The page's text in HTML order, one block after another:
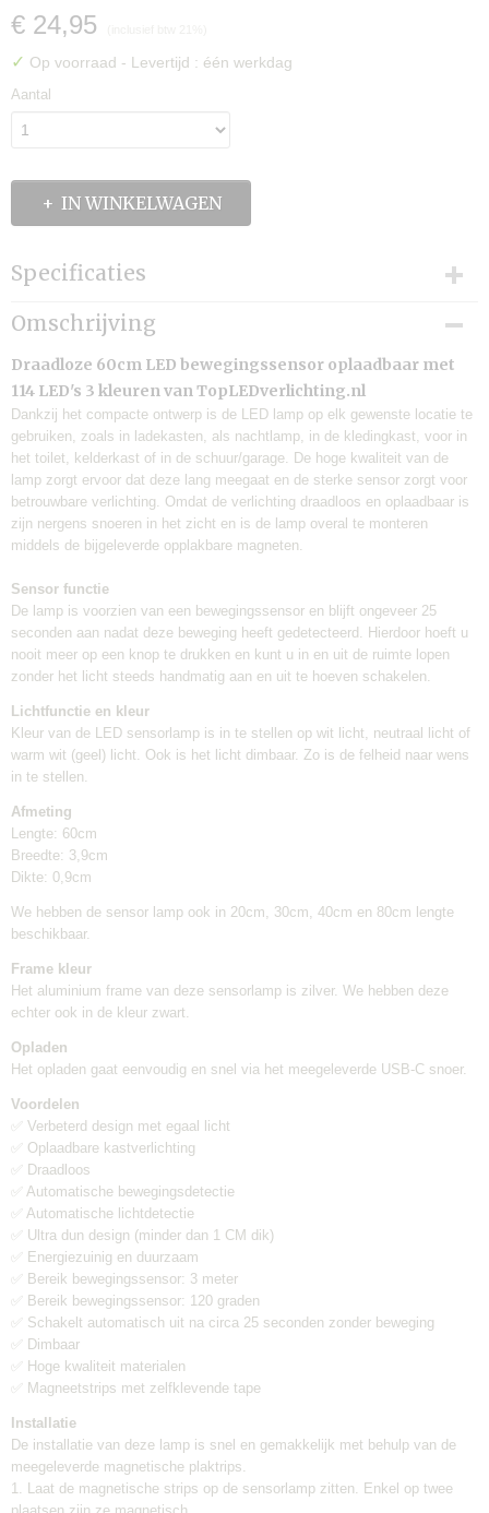
€ 24,95
✓ Op voorraad - Levertijd : één werkdag
Aantal
IN WINKELWAGEN
Specificaties
Productcode
60CM Zilver
Levertijd:
één werkdag
Merk:
TLVX
Verzendkosten:
€6,95
Omschrijving
Draadloze 60cm LED bewegingssensor oplaadbaar met
114 LED's 3 kleuren van TopLEDverlichting.nl
Dankzij het compacte ontwerp is de LED lamp op elk gewenste locatie te
gebruiken, zoals in ladekasten, als nachtlamp, in de kledingkast, voor in
het toilet, kelderkast of in de schuur/garage. De hoge kwaliteit van de
lamp zorgt ervoor dat deze lang meegaat en de sterke sensor zorgt voor
betrouwbare verlichting. Omdat de verlichting draadloos en oplaadbaar is
zijn nergens snoeren in het zicht en is de lamp overal te monteren
middels de bijgeleverde opplakbare magneten.
Sensor functie
De lamp is voorzien van een bewegingssensor en blijft ongeveer 25
seconden aan nadat deze beweging heeft gedetecteerd. Hierdoor hoeft u
nooit meer op een knop te drukken en kunt u in en uit de ruimte lopen
zonder het licht steeds handmatig aan en uit te hoeven schakelen.
Lichtfunctie en kleur
Kleur van de LED sensorlamp is in te stellen op wit licht, neutraal licht of
warm wit (geel) licht. Ook is het licht dimbaar. Zo is de felheid naar wens
in te stellen.
Afmeting
Lengte: 60cm
Breedte: 3,9cm
Dikte: 0,9cm
We hebben de sensor lamp ook in 20cm, 30cm, 40cm en 80cm lengte
beschikbaar.
Frame kleur
Het aluminium frame van deze sensorlamp is zilver. We hebben deze
echter ook in de kleur zwart.
Opladen
Het opladen gaat eenvoudig en snel via het meegeleverde USB-C snoer.
Voordelen
✅ Verbeterd design met egaal licht
✅ Oplaadbare kastverlichting
✅ Draadloos
✅ Automatische bewegingsdetectie
✅ Automatische lichtdetectie
✅ Ultra dun design (minder dan 1 CM dik)
✅ Energiezuinig en duurzaam
✅ Bereik bewegingssensor: 3 meter
✅ Bereik bewegingssensor: 120 graden
✅ Schakelt automatisch uit na circa 25 seconden zonder beweging
✅ Dimbaar
✅ Hoge kwaliteit materialen
✅ Magneetstrips met zelfklevende tape
Installatie
De installatie van deze lamp is snel en gemakkelijk met behulp van de
meegeleverde magnetische plaktrips.
1. Laat de magnetische strips op de sensorlamp zitten. Enkel op twee